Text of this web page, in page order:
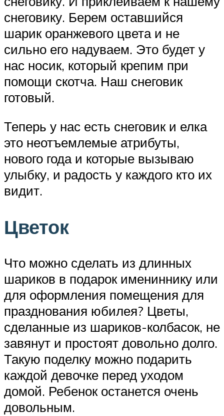
снеговику. Берем оставшийся
шарик оранжевого цвета и не
сильно его надуваем. Это будет у
нас носик, который крепим при
помощи скотча. Наш снеговик
готовый.
Теперь у нас есть снеговик и елка
это неотъемлемые атрибуты,
нового года и которые вызываю
улыбку, и радость у каждого кто их
видит.
Цветок
Что можно сделать из длинных
шариков в подарок имениннику или
для оформления помещения для
празднования юбилея? Цветы,
сделанные из шариков-колбасок, не
завянут и простоят довольно долго.
Такую поделку можно подарить
каждой девочке перед уходом
домой. Ребенок останется очень
довольным.